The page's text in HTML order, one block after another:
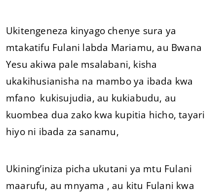
Ukitengeneza kinyago chenye sura ya
mtakatifu Fulani labda Mariamu, au Bwana
Yesu akiwa pale msalabani, kisha
ukakihusianisha na mambo ya ibada kwa
mfano kukisujudia, au kukiabudu, au
kuombea dua zako kwa kupitia hicho, tayari
hiyo ni ibada za sanamu,
Ukining’iniza picha ukutani ya mtu Fulani
maarufu, au mnyama , au kitu Fulani kwa